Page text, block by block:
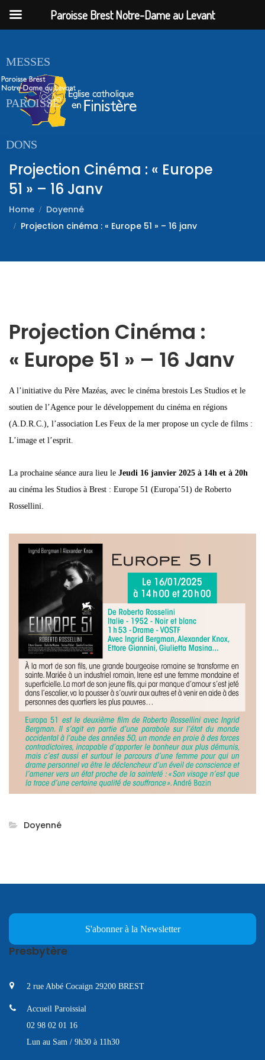
ACCUEIL
MESSES
PAROISSE
DONS
Projection Cinéma : « Europe
51 » – 16 Janv
Home
Doyenné
Projection cinéma : « Europe 51 » – 16 janv
Projection Cinéma :
« Europe 51 » – 16 Janv
A l’initiative du Père Mazéas, avec le cinéma brestois Les Studios et le
soutien de l’Agence pour le développement du cinéma en régions
(A.D.R.C.), l’association Les Feux de la mer propose un cycle de films :
L’image et l’esprit.
La prochaine séance aura lieu le Jeudi 16 janvier 2025 à 14h et à 20h
au cinéma les Studios à Brest : Europe 51 (Europa’51) de Roberto
Rossellini.
Doyenné
S'abonner à la Newsletter
Presbytère
2 rue Abbé Cocaign 29200 BREST
Accueil Paroissial
02 98 02 01 16
Lun au Sam / 9h30 à 11h30
Paroisse Brest Notre-Dame au Levant